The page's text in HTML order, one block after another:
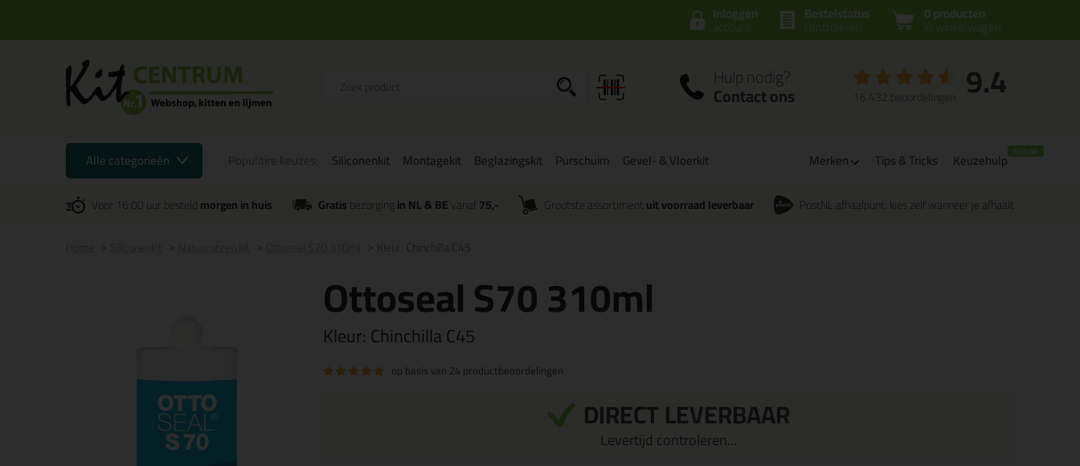
0 producten
in winkelwagen
Bestelstatus
controleren
Inloggen
account
Hulp nodig?
Contact ons 9.4
16.432 beoordelingen
Alle categorieën Siliconenkit Montagekit Beglazingskit Purschuim Gevel- & Vloerkit Merken Tips & Tricks Keuzehulp
Voor 16:00 uur besteldmorgen in huis Gratisbezorgingin NL & BEvanaf 75,- Grootste assortiment uit voorraad leverbaar PostNL afhaalpunt: kies zelf wanneer je afhaalt
Kleur: Chinchilla C45
Ottoseal S70 310ml
Kleur:Chinchilla C45
op basis van 24 productbeoordelingen
DIRECT LEVERBAAR
Levertijd controleren...